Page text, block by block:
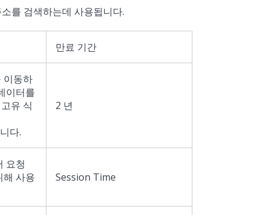
를 검색하는데 사용됩니다.
만료 기간
이동하
이터를
유 식
다.
2 년
요청
해 사용
Session Time